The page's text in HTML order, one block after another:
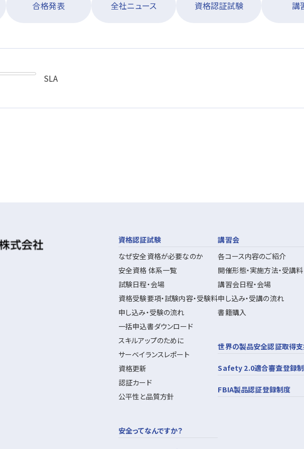
合格発表 全社ニュース 資格認証試験 講
SLA
資格認証試験
なぜ安全資格が必要なのか
安全資格 体系一覧
試験日程・会場
資格受験要項・試験内容・受験料
申し込み・受験の流れ
一括申込書ダウンロード
スキルアップのために
サーベイランスレポート
資格更新
認証カード
公平性と品質方針
安全ってなんですか？
講習会
各コース内容のご紹介
開催形態・実施方法・受講料
講習会日程・会場
申し込み・受講の流れ
書籍購入
世界の製品安全認証取得
Safety 2.0適合審査登録
FBIA製品認証登録制度